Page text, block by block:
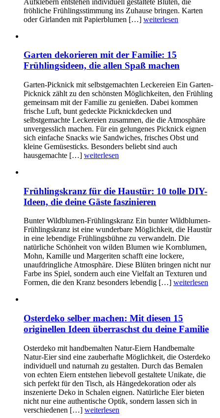
fröhliche Frühlingsstimmung ins Zuhause bringen. Karten
oder Girlanden mit Papierblumen […] weiterlesen
Garten dekorieren mit der Familie: 15
Frühlingsideen, die allen Spaß machen
Garten-Picknick mit selbstgemachten Leckereien Ein Garten-
Picknick zählt zu den schönsten Möglichkeiten, den Frühling
gemeinsam mit der Familie zu genießen. Dabei kommen
frische Luft, bunt gedeckte Picknickdecken und
selbstgemachte Leckereien zusammen, die die Atmosphäre
unvergesslich machen. Für ein gelungenes Picknick eignen
sich einfache Snacks wie Sandwiches, frisches Obst und
kleine Gemüsesticks. Besonders beliebt sind auch
hausgemachte […] weiterlesen
Frühlingskranz für die Haustür: 10 tolle DIY-
Ideen, die deine Gäste faszinieren
Bunter Wildblumen-Frühlingskranz Ein bunter Wildblumen-
Frühlingskranz ist eine wunderbare Möglichkeit, die Haustür
in eine lebendige Frühlingsbühne zu verwandeln. Die
natürliche Schönheit von wilden Blumen wie Kornblumen,
Mohn, Kamille und Margeriten schafft eine lockere,
unaufdringliche Atmosphäre. Diese Blüten bringen nicht nur
Farbe ins Spiel, sondern auch eine Vielfalt an Texturen und
Formen, die den Kranz besonders lebendig […] weiterlesen
Osterdeko selber machen: Mit diesen 15
originellen Ideen überraschst du deine Familie
Osterdeko mit handbemalten Natur-Eiern Handbemalte
Natur-Eier sind eine zauberhafte Möglichkeit, die Osterdeko
individuell und naturnah zu gestalten. Durch das Bemalen
von echten Eiern entstehen liebevoll gestaltete Unikate, die
sich perfekt für den Tisch, als Hängedekoration oder als
inszenierte Deko in Schalen eignen. Natürliche Eier bieten
nicht nur eine authentische Optik, sondern lassen sich in
verschiedenen […] weiterlesen